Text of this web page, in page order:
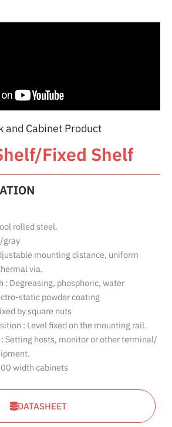
and Cabinet Product
Fixed Shelf
rolled steel.
gray
mounting distance, uniform
via.
: Degreasing, phosphoric, water
static powder coating
by square nuts
: Level fixed on the mounting rail.
Setting hosts, monitor or other terminal/
width cabinets
DATASHEET